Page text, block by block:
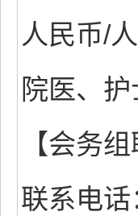
人民币/
院医、
【会务
联系电